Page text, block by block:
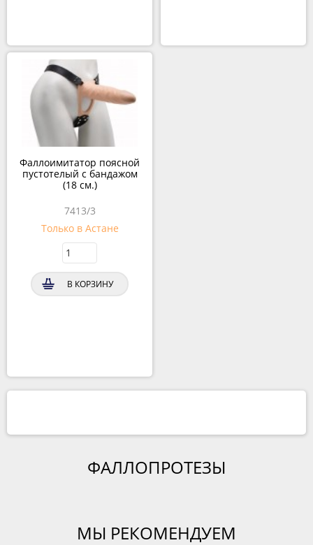
Фаллоимитатор поясной
пустотелый с бандажом
(18 см.)
7413/3
Только в Астане
В КОРЗИНУ
ФАЛЛОПРОТЕЗЫ
МЫ РЕКОМЕНДУЕМ